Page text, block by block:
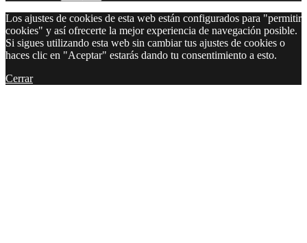
Los ajustes de cookies de esta web están configurados para "permitir
cookies" y así ofrecerte la mejor experiencia de navegación posible.
Si sigues utilizando esta web sin cambiar tus ajustes de cookies o
haces clic en "Aceptar" estarás dando tu consentimiento a esto.
Cerrar